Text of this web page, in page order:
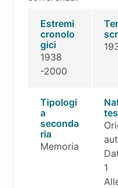
Estremi
cronolo
gici
1938
-2000
Tipologi
a
seconda
ria
Memoria
1